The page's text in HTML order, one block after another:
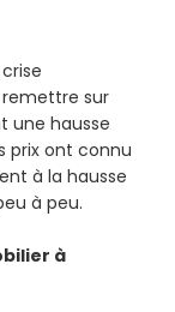
sur
une hausse
prix ont connu
à la hausse
à peu.
à